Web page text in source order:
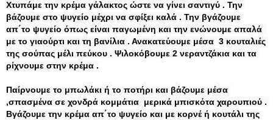
Χτυπάμε την κρέμα γάλακτος ώστε να γίνει σαντιγύ . Την
βάζουμε στο ψυγείο μέχρι να σφίξει καλά . Την βγάζουμε
απ΄το ψυγείο όπως είναι παγωμένη και την ενώνουμε απαλά
με το γιαούρτι και τη βανίλια . Ανακατεύουμε μέσα  3 κουταλιές
της σούπας μέλι πεύκου . Ψιλοκόβουμε 2 νεραντζάκια και τα
ρίχνουμε στην κρέμα .
Παίρνουμε το μπωλάκι ή το ποτήρι και βάζουμε μέσα
,σπασμένα σε χονδρά κομμάτια  μερικά μπισκότα χαρουπιού .
Βγάζουμε την κρέμα απ΄το ψυγείο και με κορνέ ή κουτάλι της